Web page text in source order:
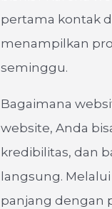
pertama kontak
menampilkan
seminggu.
Bagaimana
website, Anda
kredibilitas, dan
langsung.
panjang dengan